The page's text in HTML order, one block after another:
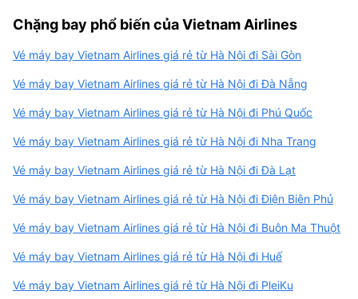
Chặng bay phổ biến của Vietnam Airlines
Vé máy bay Vietnam Airlines giá rẻ từ Hà Nội đi Sài Gòn
Vé máy bay Vietnam Airlines giá rẻ từ Hà Nội đi Đà Nẵng
Vé máy bay Vietnam Airlines giá rẻ từ Hà Nội đi Phú Quốc
Vé máy bay Vietnam Airlines giá rẻ từ Hà Nội đi Nha Trang
Vé máy bay Vietnam Airlines giá rẻ từ Hà Nội đi Đà Lạt
Vé máy bay Vietnam Airlines giá rẻ từ Hà Nội đi Điện Biên Phủ
Vé máy bay Vietnam Airlines giá rẻ từ Hà Nội đi Buôn Ma Thuột
Vé máy bay Vietnam Airlines giá rẻ từ Hà Nội đi Huế
Vé máy bay Vietnam Airlines giá rẻ từ Hà Nội đi PleiKu